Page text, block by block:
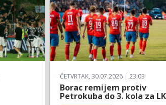
ČETVRTAK, 30.07.2026 | 23:03
Borac remijem protiv
Petrokuba do 3. kola za LK